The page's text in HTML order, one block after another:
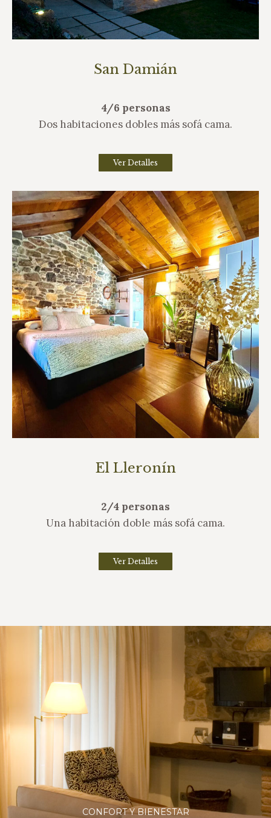
San Damián
4/6 personas
Dos habitaciones dobles más sofá cama.
Ver Detalles
El Lleronín
2/4 personas
Una habitación doble más sofá cama.
Ver Detalles
CONFORT Y BIENESTAR